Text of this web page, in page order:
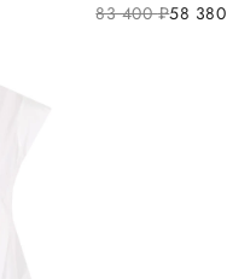
83 400руб.58 380